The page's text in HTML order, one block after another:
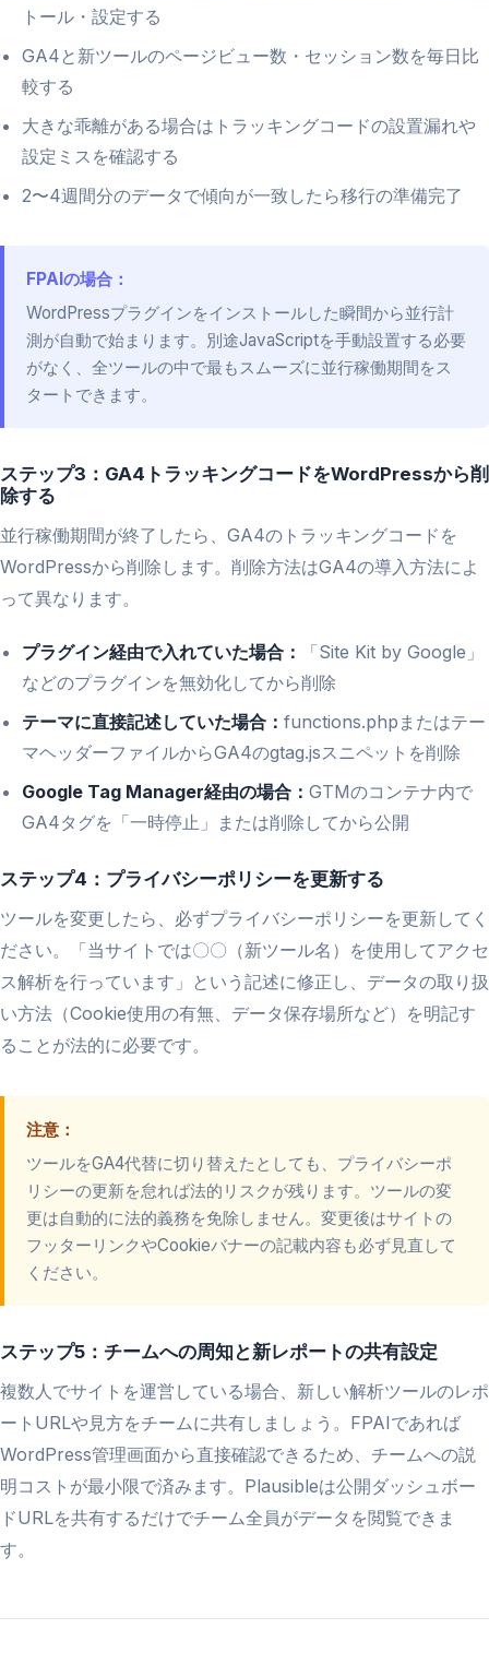
トール・設定する
GA4と新ツールのページビュー数・セッション数を毎日比
較する
大きな乖離がある場合はトラッキングコードの設置漏れや
設定ミスを確認する
2〜4週間分のデータで傾向が一致したら移行の準備完了
FPAIの場合：
WordPressプラグインをインストールした瞬間から並行計
測が自動で始まります。別途JavaScriptを手動設置する必要
がなく、全ツールの中で最もスムーズに並行稼働期間をス
タートできます。
ステップ3：GA4トラッキングコードをWordPressから削
除する
並行稼働期間が終了したら、GA4のトラッキングコードを
WordPressから削除します。削除方法はGA4の導入方法によ
って異なります。
プラグイン経由で入れていた場合：
「Site Kit by Google」
などのプラグインを無効化してから削除
テーマに直接記述していた場合： functions.phpまたはテー
マヘッダーファイルからGA4のgtag.jsスニペットを削除
Google Tag Manager経由の場合： GTMのコンテナ内で
GA4タグを「一時停止」または削除してから公開
ステップ4：プライバシーポリシーを更新する
ツールを変更したら、必ずプライバシーポリシーを更新してく
ださい。「当サイトでは〇〇（新ツール名）を使用してアクセ
ス解析を行っています」という記述に修正し、データの取り扱
い方法（Cookie使用の有無、データ保存場所など）を明記す
ることが法的に必要です。
注意：
ツールをGA4代替に切り替えたとしても、プライバシーポ
リシーの更新を怠れば法的リスクが残ります。ツールの変
更は自動的に法的義務を免除しません。変更後はサイトの
フッターリンクやCookieバナーの記載内容も必ず見直して
ください。
ステップ5：チームへの周知と新レポートの共有設定
複数人でサイトを運営している場合、新しい解析ツールのレポ
ートURLや見方をチームに共有しましょう。FPAIであれば
WordPress管理画面から直接確認できるため、チームへの説
明コストが最小限で済みます。Plausibleは公開ダッシュボー
ドURLを共有するだけでチーム全員がデータを閲覧できま
す。